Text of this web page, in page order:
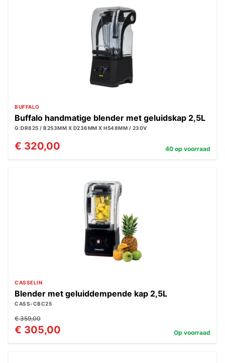
BUFFALO
Buffalo handmatige blender met geluidskap 2,5L
G:DR825 / B253MM X D236MM X H548MM / 230V
€ 320,00 40 op voorraad
CASSELIN
Blender met geluiddempende kap 2,5L
CASS-CBC25
€ 359,00
€ 305,00 Op voorraad